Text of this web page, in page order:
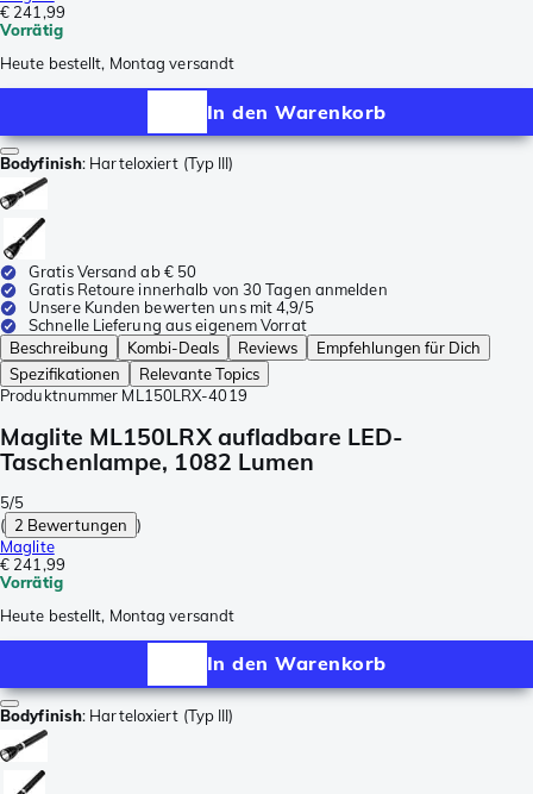
€ 241,99
Vorrätig
Heute bestellt, Montag versandt
In den Warenkorb
Bodyfinish: Harteloxiert (Typ III)
Gratis Versand ab € 50
Gratis Retoure innerhalb von 30 Tagen anmelden
Unsere Kunden bewerten uns mit 4,9/5
Schnelle Lieferung aus eigenem Vorrat
Beschreibung
Kombi-Deals Reviews
Empfehlungen für Dich
Spezifikationen
Relevante Topics
Produktnummer ML150LRX-4019
Maglite ML150LRX aufladbare LED-
Taschenlampe, 1082 Lumen
5/5
( 2 Bewertungen )
Maglite
€ 241,99
Vorrätig
Heute bestellt, Montag versandt
In den Warenkorb
Bodyfinish: Harteloxiert (Typ III)